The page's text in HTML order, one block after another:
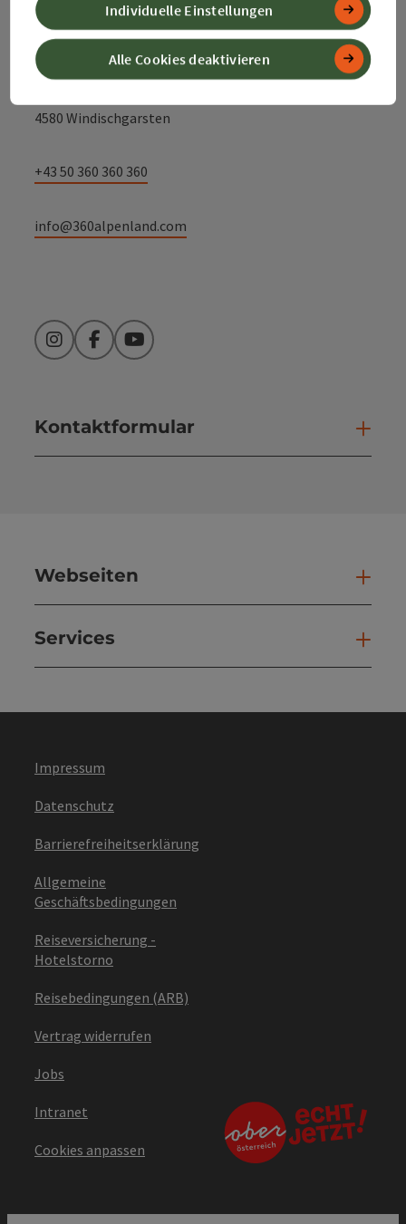
Alpenland Tourismus GmbH
4580 Windischgarsten
+43 50 360 360 360
info@360alpenland.com
InstagramFacebookYouTube
Kontaktformular
Webseiten
Services
Impressum
Datenschutz
Barrierefreiheitserklärung
Allgemeine
Geschäftsbedingungen
Reiseversicherung -
Hotelstorno
Reisebedingungen (ARB)
Vertrag widerrufen
Jobs
Intranet
Cookies anpassen
Alle Cookies deaktivieren
Individuelle Einstellungen